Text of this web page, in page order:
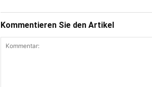
Kommentieren Sie den Artikel